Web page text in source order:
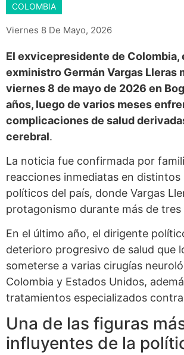
COLOMBIA
Viernes 8 De Mayo, 2026
El exvicepresidente de Colombia,
exministro Germán Vargas Lleras
viernes 8 de mayo de 2026 en
años, luego de varios meses
complicaciones de salud
cerebral.
La noticia fue confirmada por
reacciones inmediatas en distintos
políticos del país, donde Vargas
protagonismo durante más de tres
En el último año, el dirigente
deterioro progresivo de salud que
someterse a varias cirugías
Colombia y Estados Unidos,
tratamientos especializados
Una de las figuras
influyentes de la